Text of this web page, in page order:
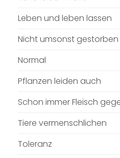
Leben und leben lassen
Nicht umsonst gestorben
Normal
Pflanzen leiden auch
Schon immer Fleisch
Tiere vermenschlichen
Toleranz